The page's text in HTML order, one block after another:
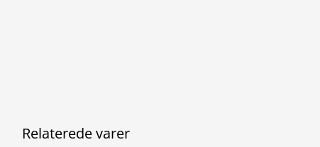
Relaterede varer